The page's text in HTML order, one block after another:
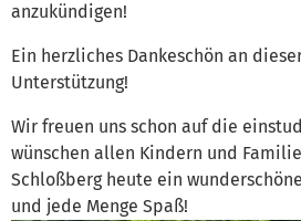
anzukündigen!
​Ein herzliches Dankeschön an
Unterstützung!
​Wir freuen uns schon auf die
wünschen allen Kindern und
Schloßberg heute ein
und jede Menge Spaß!